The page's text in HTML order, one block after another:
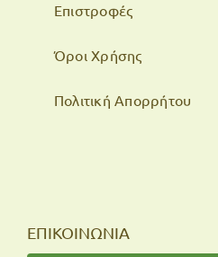
Επιστροφές
Όροι Χρήσης
Πολιτική Απορρήτου
ΕΠΙΚΟΙΝΩΝΙΑ